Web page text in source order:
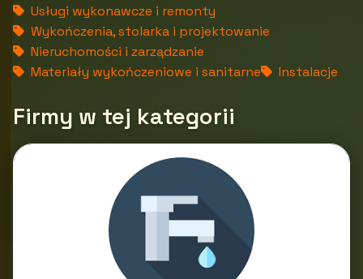
Usługi wykonawcze i remonty
Wykończenia, stolarka i projektowanie
Nieruchomości i zarządzanie
Materiały wykończeniowe i sanitarne
Instalacje
Firmy w tej kategorii